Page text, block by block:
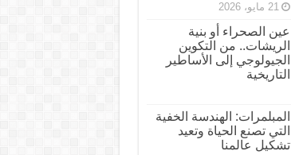
21 مايو، 2026
عين الصحراء أو بنية
الريشات.. من التكوين
الجيولوجي إلى الأساطير
التاريخية
المبلمرات: الهندسة الخفية
التي تصنع الحياة وتعيد
تشكيل عالمنا